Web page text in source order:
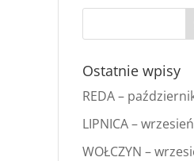
Ostatnie wpisy
REDA –
LIPNICA –
WOŁCZYN –